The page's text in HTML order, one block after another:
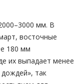
мм. В
восточные
180 мм
их выпадает менее
так